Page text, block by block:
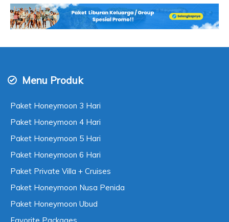
Menu Produk
Paket Honeymoon 3 Hari
Paket Honeymoon 4 Hari
Paket Honeymoon 5 Hari
Paket Honeymoon 6 Hari
Paket Private Villa + Cruises
Paket Honeymoon Nusa Penida
Paket Honeymoon Ubud